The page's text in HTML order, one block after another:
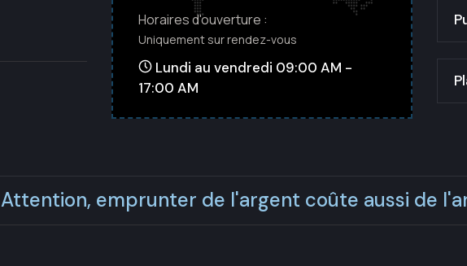
Horaires d'ouverture :
Uniquement sur rendez-vous
Lundi au vendredi 09:00 AM -
17:00 AM
Attention, emprunter de l'argent coûte aussi de